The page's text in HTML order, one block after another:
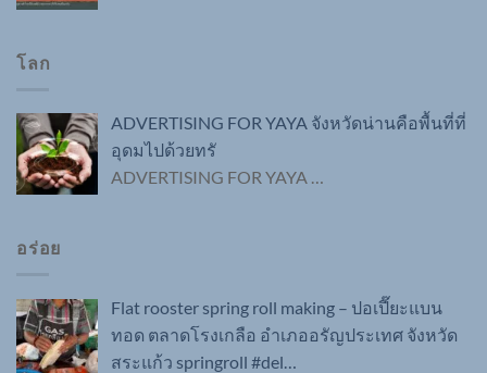
โลก
ADVERTISING FOR YAYA จังหวัดน่านคือพื้นที่ที่
อุดมไปด้วยทรั
ADVERTISING FOR YAYA
อร่อย
Flat rooster spring roll making – ปอเปี๊ยะแบน
ทอด ตลาดโรงเกลือ อำเภออรัญประเทศ จังหวัด
สระแก้ว springroll #del…